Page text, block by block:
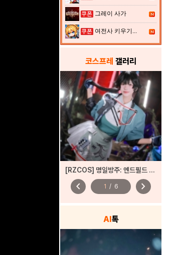
그레이 사가
여전사 키우기...
코스프레 갤러리
[RZCOS] 명일방주: 엔드필드 - 진천우 (Model. 나리땽)
chevron_left 1 / 6 chevron_right
AI톡